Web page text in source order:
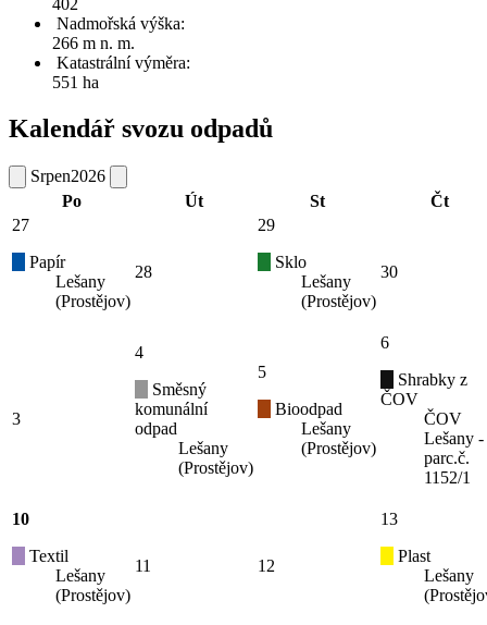
402
Nadmořská výška:
266 m n. m.
Katastrální výměra:
551 ha
Kalendář svozu odpadů
Srpen2026
Po
Út St
Čt
27
Papír
Lešany
(Prostějov)
28
29
Sklo
Lešany
(Prostějov)
30
3
4
Směsný
komunální
odpad
Lešany
(Prostějov)
5
Bioodpad
Lešany
(Prostějov)
6
Shrabky z
ČOV
ČOV
Lešany -
parc.č.
1152/1
10
Textil
Lešany
(Prostějov)
11 12
13
Plast
Lešany